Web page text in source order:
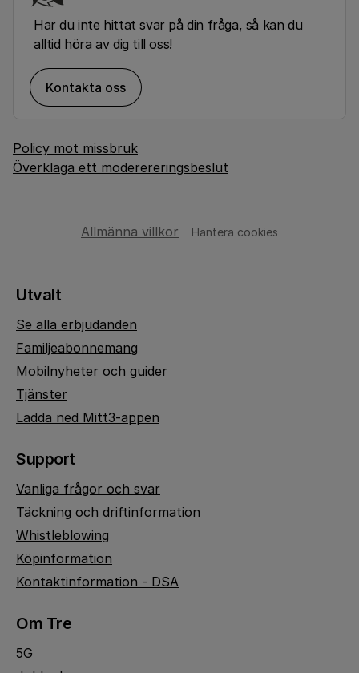
Har du inte hittat svar på din fråga, så kan du
alltid höra av dig till oss!
Kontakta oss
Policy mot missbruk
Överklaga ett moderereringsbeslut
Allmänna villkor Hantera cookies
Utvalt
Se alla erbjudanden
Familjeabonnemang
Mobilnyheter och guider
Tjänster
Ladda ned Mitt3-appen
Support
Vanliga frågor och svar
Täckning och driftinformation
Whistleblowing
Köpinformation
Kontaktinformation - DSA
Om Tre
5G